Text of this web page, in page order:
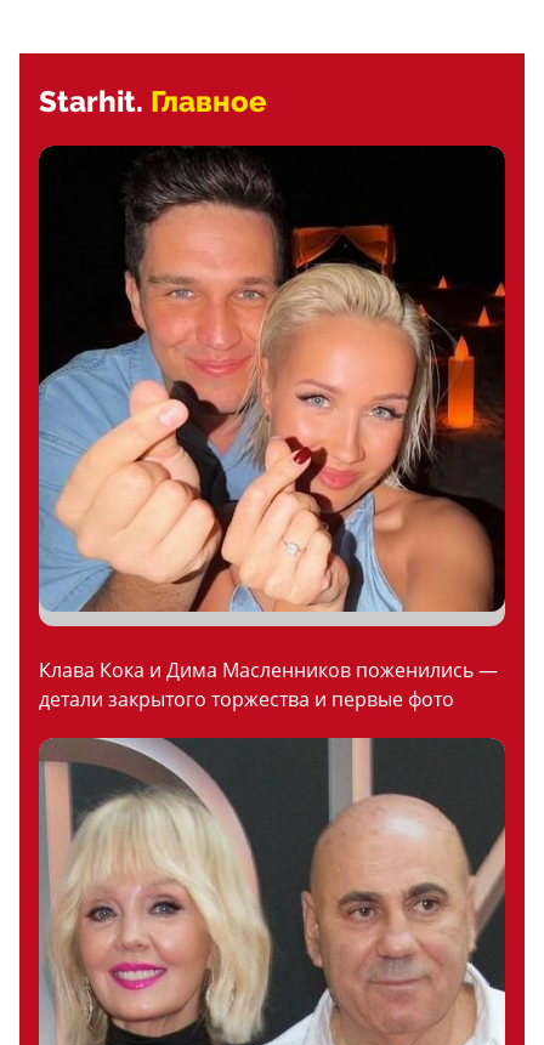
Starhit. Главное
Клава Кока и Дима Масленников поженились —
детали закрытого торжества и первые фото